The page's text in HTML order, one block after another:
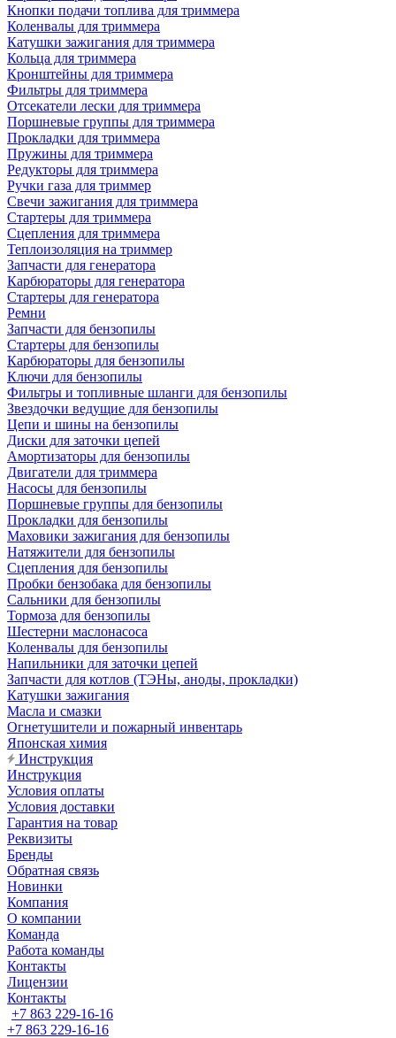
Кнопки подачи топлива для триммера
Коленвалы для триммера
Катушки зажигания для триммера
Кольца для триммера
Кронштейны для триммера
Фильтры для триммера
Отсекатели лески для триммера
Поршневые группы для триммера
Прокладки для триммера
Пружины для триммера
Редукторы для триммера
Ручки газа для триммер
Свечи зажигания для триммера
Стартеры для триммера
Сцепления для триммера
Теплоизоляция на триммер
Запчасти для генератора
Карбюраторы для генератора
Стартеры для генератора
Ремни
Запчасти для бензопилы
Стартеры для бензопилы
Карбюраторы для бензопилы
Ключи для бензопилы
Фильтры и топливные шланги для бензопилы
Звездочки ведущие для бензопилы
Цепи и шины на бензопилы
Диски для заточки цепей
Амортизаторы для бензопилы
Двигатели для триммера
Насосы для бензопилы
Поршневые группы для бензопилы
Прокладки для бензопилы
Маховики зажигания для бензопилы
Натяжители для бензопилы
Сцепления для бензопилы
Пробки бензобака для бензопилы
Сальники для бензопилы
Тормоза для бензопилы
Шестерни маслонасоса
Коленвалы для бензопилы
Напильники для заточки цепей
Запчасти для котлов (ТЭНы, аноды, прокладки)
Катушки зажигания
Масла и смазки
Огнетушители и пожарный инвентарь
Японская химия
Инструкция
Инструкция
Условия оплаты
Условия доставки
Гарантия на товар
Реквизиты
Бренды
Обратная связь
Новинки
Компания
О компании
Команда
Работа команды
Контакты
Лицензии
Контакты
+7 863 229-16-16
+7 863 229-16-16